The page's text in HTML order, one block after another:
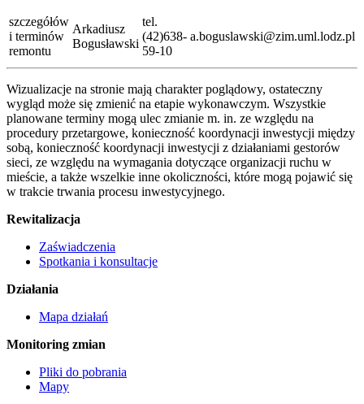
szczegółów
i terminów
remontu
Arkadiusz
Bogusławski
tel.
(42)638-
59-10
a.boguslawski@zim.uml.lodz.pl
Wizualizacje na stronie mają charakter poglądowy, ostateczny
wygląd może się zmienić na etapie wykonawczym. Wszystkie
planowane terminy mogą ulec zmianie m. in. ze względu na
procedury przetargowe, konieczność koordynacji inwestycji między
sobą, konieczność koordynacji inwestycji z działaniami gestorów
sieci, ze względu na wymagania dotyczące organizacji ruchu w
mieście, a także wszelkie inne okoliczności, które mogą pojawić się
w trakcie trwania procesu inwestycyjnego.
Rewitalizacja
Zaświadczenia
Spotkania i konsultacje
Działania
Mapa działań
Monitoring zmian
Pliki do pobrania
Mapy